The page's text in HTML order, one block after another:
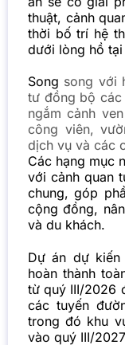
thuật, cảnh
thời bố trí hệ
dưới lòng hồ
Song song với
tư đồng bộ các
ngắm cảnh
công viên,
dịch vụ và các
Các hạng mục
với cảnh quan
chung, góp
cộng đồng,
và du khách.
Dự án dự
hoàn thành
từ quý III/2026
các tuyến
trong đó khu
vào quý III/